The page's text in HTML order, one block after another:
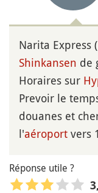
Narita Express
Shinkansen de
Horaires sur
Prevoir le
douanes et
l'aéroport vers
Réponse utile ?